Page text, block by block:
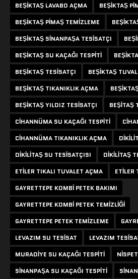
BEŞIKTAŞ LAVABO AÇMA
BEŞIKTAŞ
BEŞIKTAŞ PIMAŞ TEMIZLEME
BEŞIKTAŞ SINANPAŞA TESISATÇI
BEŞIKTAŞ SU KAÇAĞI TESPITI
BEŞIKTAŞ TESISATÇI
BEŞIKTAŞ
BEŞIKTAŞ TIKANIKLIK AÇMA
BEŞIKTAŞ YILDIZ TESISATÇI
BEŞITAŞ
CIHANNÜMA SU KAÇAĞI TESPITI
CIHANNÜMA TIKANIKLIK AÇMA
DIKILITAŞ SU TESISATÇISI
DIKILITAŞ
ETILER TIKALI TUVALET AÇMA
ETILER
GAYRETTEPE KOMBI PETEK BAKIMI
GAYRETTEPE KOMBI PETEK TEMIZLIĞI
GAYRETTEPE PETEK TEMIZLEME
LEVAZIM SU TESISAT
LEVAZIM
MURADIYE SU KAÇAĞI TESPITI
SINANPAŞA SU KAÇAĞI TESPITI